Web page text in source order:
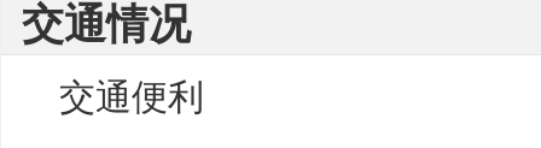
交通情况
交通便利